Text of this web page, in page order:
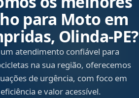
para Moto em
Olinda‑PE?
atendimento confiável para
na sua região, oferecemos
de urgência, com foco em
e valor acessível.